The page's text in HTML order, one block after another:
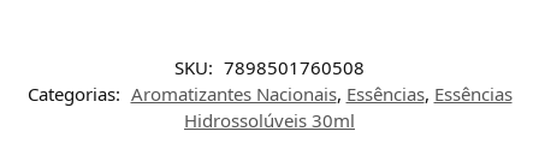
SKU: 7898501760508
Categorias: Aromatizantes Nacionais, Essências, Essências
Hidrossolúveis 30ml